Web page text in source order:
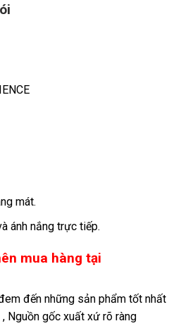
mát.
ánh nắng trực tiếp.
mua hàng tại
đến những sản phẩm tốt nhất
Nguồn gốc xuất xứ rõ ràng